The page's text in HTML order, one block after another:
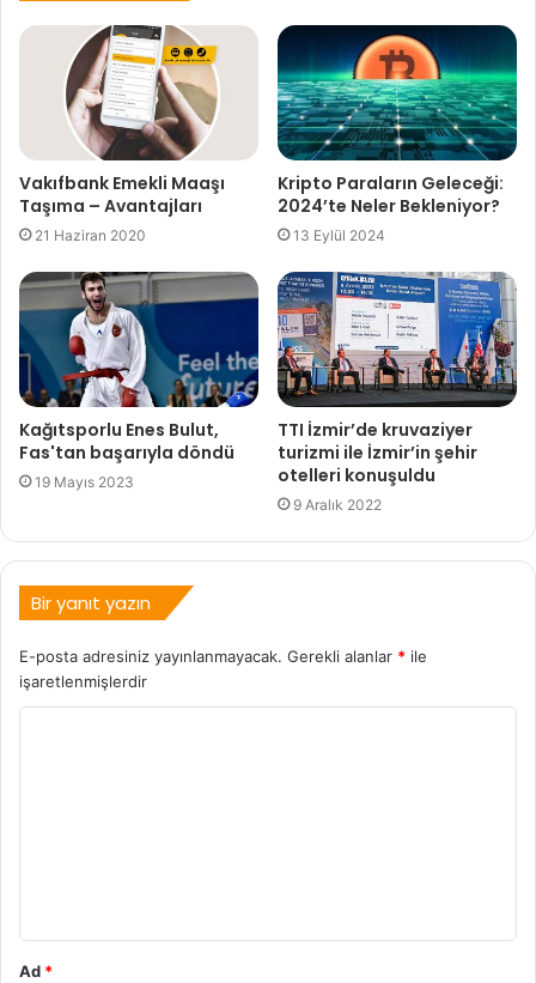
Vakıfbank Emekli Maaşı
Taşıma – Avantajları
21 Haziran 2020
Kripto Paraların Geleceği:
2024’te Neler Bekleniyor?
13 Eylül 2024
Kağıtsporlu Enes Bulut,
Fas'tan başarıyla döndü
19 Mayıs 2023
TTI İzmir’de kruvaziyer
turizmi ile İzmir’in şehir
otelleri konuşuldu
9 Aralık 2022
Bir yanıt yazın
E-posta adresiniz yayınlanmayacak. Gerekli alanlar * ile
işaretlenmişlerdir
Ad *